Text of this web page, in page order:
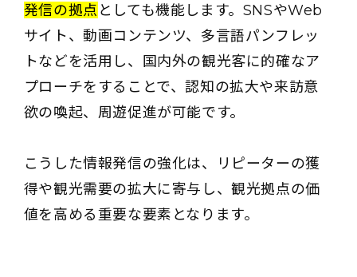
発信の拠点 としても機能します。SNSやWeb
サイト、動画コンテンツ、多言語パンフレッ
トなどを活用し、国内外の観光客に的確なア
プローチをすることで、認知の拡大や来訪意
欲の喚起、周遊促進が可能です。
こうした情報発信の強化は、リピーターの獲
得や観光需要の拡大に寄与し、観光拠点の価
値を高める重要な要素となります。